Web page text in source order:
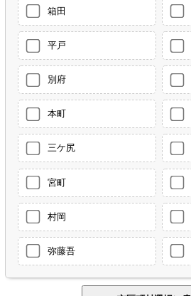
箱田
平戸
別府
本町
三ケ尻
宮町
村岡
弥藤吾